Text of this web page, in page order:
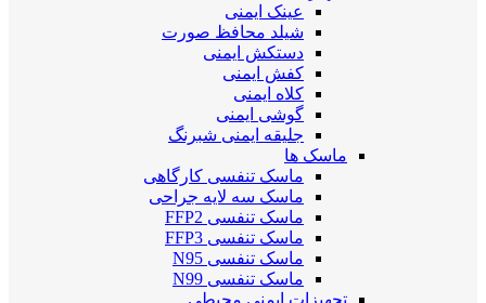
عینک ایمنی
شیلد محافظ صورت
دستکش ایمنی
کفش ایمنی
کلاه ایمنی
گوشی ایمنی
جلیقه ایمنی شبرنگ
ماسک ها
ماسک تنفسی کارگاهی
ماسک سه لایه جراحی
ماسک تنفسی FFP2
ماسک تنفسی FFP3
ماسک تنفسی N95
ماسک تنفسی N99